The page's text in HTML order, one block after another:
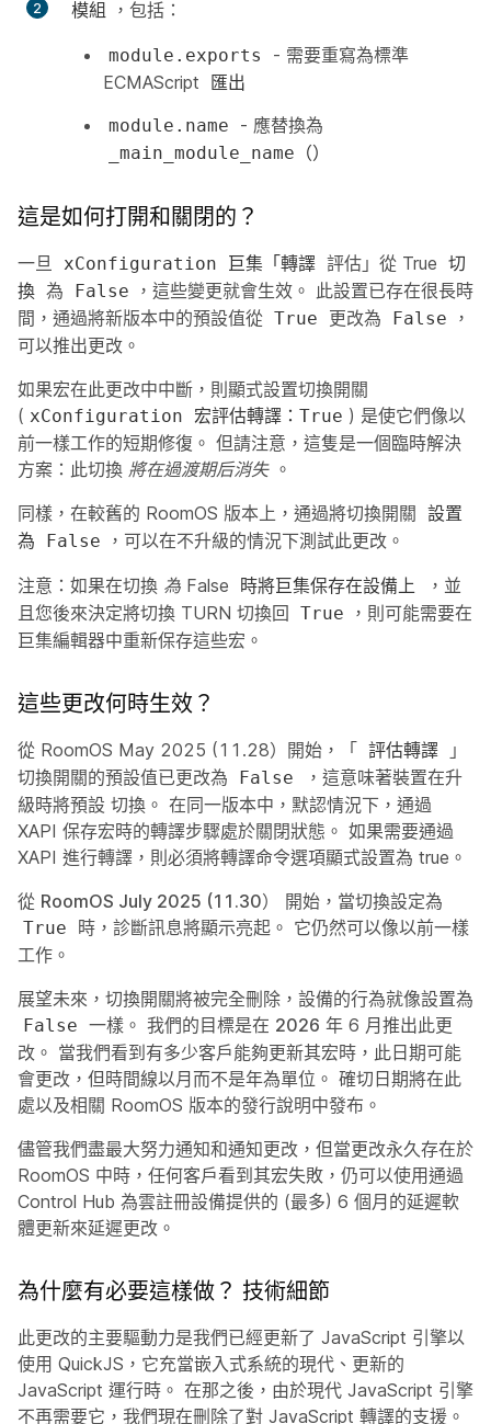
模組 ，包括：
module.exports
- 需要重寫為標準
ECMAScript
匯出
module.name - 應替換為
_main_module_name（）
這是如何打開和關閉的？
一旦 xConfiguration 巨集「轉譯 評估」從 True 切
換 為 False
，這些變更就會生效。 此設置已存在很長時
間，通過將新版本中的預設值從 True 更改為 False
，
可以推出更改。
如果宏在此更改中中斷，則顯式設置切換開關
( xConfiguration 宏評估轉譯：True ) 是使它們像以
前一樣工作的短期修復。 但請注意，這隻是一個臨時解決
方案：此切換 將在過渡期后消失。
同樣，在較舊的 RoomOS 版本上，通過將切換開關
設置
為 False
，可以在不升級的情況下測試此更改。
注意 ：如果在切換 為 False 時將巨集保存在設備上
，並
且您後來決定將切換 TURN 切換回
True
，則可能需要在
巨集編輯器中重新保存這些宏。
這些更改何時生效？
從 RoomOS May 2025 (11.28）開始，「 評估轉譯
」
切換開關的預設值已更改為
False
，這意味著裝置在升
級時將預設 切換。 在同一版本中，默認情況下，通過
XAPI 保存宏時的轉譯步驟處於關閉狀態。 如果需要通過
XAPI 進行轉譯，則必須將轉譯命令選項顯式設置為 true。
從 RoomOS July 2025 (11.30） 開始，當切換設定為
True
時，診斷訊息將顯示亮起。 它仍然可以像以前一樣
工作。
展望未來，切換開關將被完全刪除，設備的行為就像設置為
False 一樣。 我們的目標是在 2026 年 6 月推出此更
改。 當我們看到有多少客戶能夠更新其宏時，此日期可能
會更改，但時間線以月而不是年為單位。 確切日期將在此
處以及相關 RoomOS 版本的發行說明中發布。
儘管我們盡最大努力通知和通知更改，但當更改永久存在於
RoomOS 中時，任何客戶看到其宏失敗，仍可以使用通過
Control Hub 為雲註冊設備提供的 (最多) 6 個月的延遲軟
體更新來延遲更改。
為什麼有必要這樣做？ 技術細節
此更改的主要驅動力是我們已經更新了 JavaScript 引擎以
使用 QuickJS，它充當嵌入式系統的現代、更新的
JavaScript 運行時。 在那之後，由於現代 JavaScript 引擎
不再需要它，我們現在刪除了對 JavaScript 轉譯的支援。